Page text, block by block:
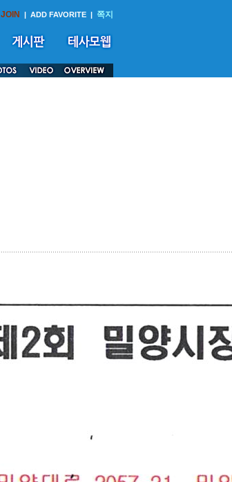
JOIN | ADD FAVORITE | 쪽지